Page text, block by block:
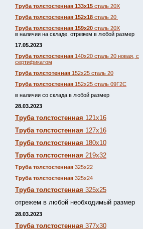
Труба толстостенная 133х15 сталь 20Х
Труба толстостенная 152х18 сталь 20
Труба толстостенная 159х20 сталь 20Х
в наличии на складе, отрежем в любой размер
17.05.2023
Труба толстостенная 140х20 сталь 20 новая, с
сертификатом
Труба толстотенная 152х25 сталь 20
Труба толстостенная 152х25 сталь 09Г2С
в наличии со склада в любой размер
28.03.2023
Труба толстостенная 121х16
Труба толстостенная 127х16
Труба толстостенная 180х10
Труба толстостенная 219х32
Труба толстостенная 325х22
Труба толстостенная 325х24
Труба толстостенная 325х25
отрежем в любой необходимый размер
28.03.2023
Труба толстостенная 377х30